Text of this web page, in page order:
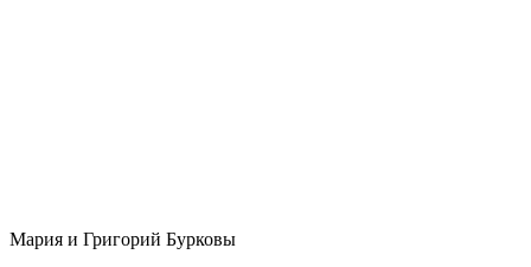
Мария и Григорий Бурковы